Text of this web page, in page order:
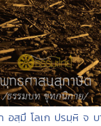
อสฺมึ โลเก ปรมฺหิ จ